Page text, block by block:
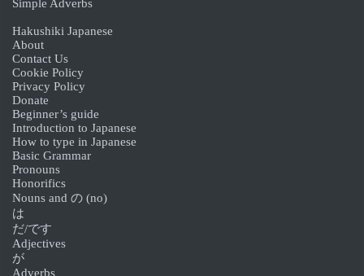
Simple Adverbs
Hakushiki Japanese
About
Contact Us
Cookie Policy
Privacy Policy
Donate
Beginner’s guide
Introduction to Japanese
How to type in Japanese
Basic Grammar
Pronouns
Honorifics
Nouns and の (no)
は
だ/です
Adjectives
が
Adverbs